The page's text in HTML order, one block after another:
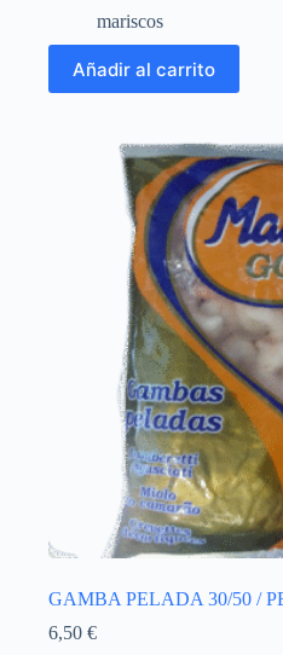
mariscos
Añadir al carrito
GAMBA PELADA 30/50 /
6,50 €